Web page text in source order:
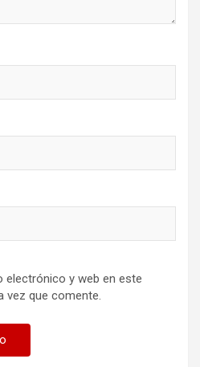
electrónico y web en este
vez que comente.